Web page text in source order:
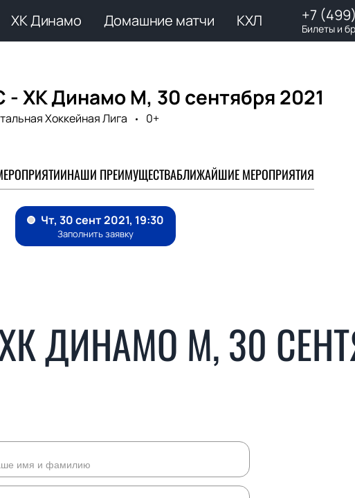
ХК Динамо Домашние матчи КХЛ +7
Билеты и
- ХК Динамо М, 30 сентября 2021
Хоккейная Лига
0+
НАШИ ПРЕИМУЩЕСТВАБЛИЖАЙШИЕ МЕРОПРИЯТИЯ
ДИНАМО М, 30